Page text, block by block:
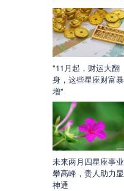
"11月起，财运大翻
身，这些星座财富暴
增"
未来两月四星座事业
攀高峰，贵人助力显
神通